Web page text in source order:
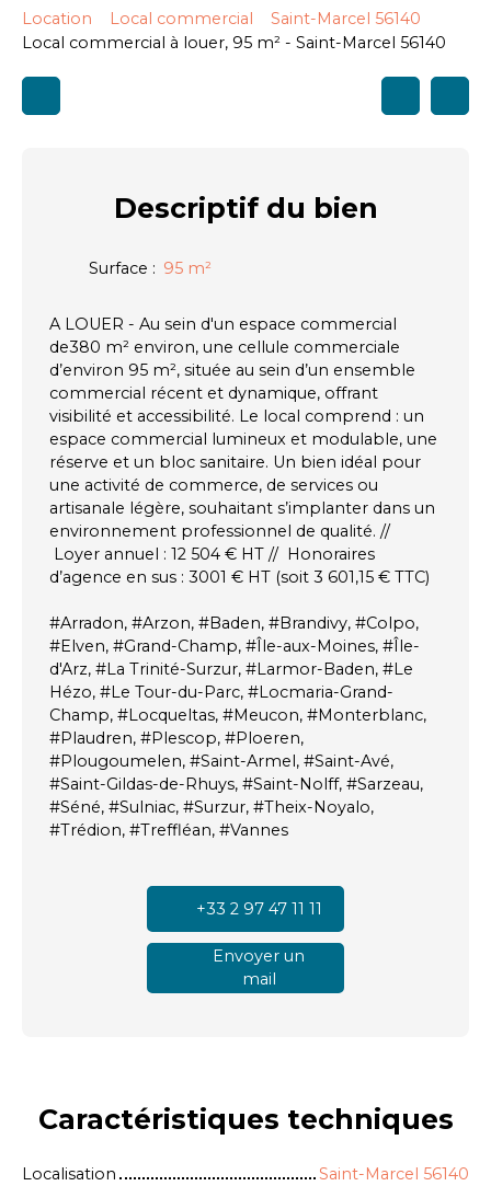
Location Local commercial
Saint-Marcel 56140
Local commercial à louer, 95 m² - Saint-Marcel 56140
Descriptifdu bien
Surface : 95 m²
A LOUER - Au sein d'un espace commercial
de380 m² environ, une cellule commerciale
d’environ 95 m², située au sein d’un ensemble
commercial récent et dynamique, offrant
visibilité et accessibilité. Le local comprend : un
espace commercial lumineux et modulable, une
réserve et un bloc sanitaire. Un bien idéal pour
une activité de commerce, de services ou
artisanale légère, souhaitant s’implanter dans un
environnement professionnel de qualité. //
Loyer annuel : 12 504 € HT // Honoraires
d’agence en sus : 3001 € HT (soit 3 601,15 € TTC)
#Arradon, #Arzon, #Baden, #Brandivy, #Colpo,
#Elven, #Grand-Champ, #Île-aux-Moines, #Île-
d'Arz, #La Trinité-Surzur, #Larmor-Baden, #Le
Hézo, #Le Tour-du-Parc, #Locmaria-Grand-
Champ, #Locqueltas, #Meucon, #Monterblanc,
#Plaudren, #Plescop, #Ploeren,
#Plougoumelen, #Saint-Armel, #Saint-Avé,
#Saint-Gildas-de-Rhuys, #Saint-Nolff, #Sarzeau,
#Séné, #Sulniac, #Surzur, #Theix-Noyalo,
#Trédion, #Treffléan, #Vannes
+33 2 97 47 11 11
Envoyer un
mail
Caractéristiques techniques
Localisation
Saint-Marcel 56140